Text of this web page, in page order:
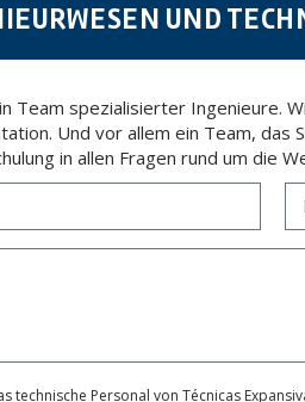
UND
Team spezialisierter
Und vor allem ein Team,
in allen Fragen rund um die
Personal von Técnicas